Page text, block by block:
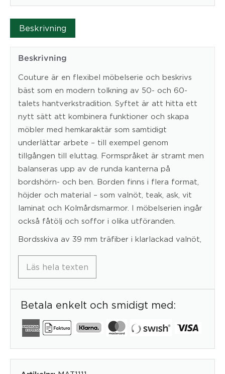
Beskrivning
Beskrivning
Couture är en flexibel möbelserie och beskrivs
bäst som en modern tolkning av 50- och 60-
talets hantverkstradition. Syftet är att hitta ett
nytt sätt att kombinera funktioner och skapa
möbler med hemkaraktär som samtidigt
underlättar arbete – till exempel genom
tillgången till eluttag. Formspråket är stramt men
balanseras upp av de runda kanterna på
bordshörn- och ben. Borden finns i flera format,
höjder och material – som valnöt, teak, ask, vit
laminat och Kolmårdsmarmor. I möbelserien ingår
också fåtölj och soffor i olika utföranden.
Bordsskiva av 39 mm träfiber i klarlackad valnöt,
Läs hela texten
Betala enkelt och smidigt med: